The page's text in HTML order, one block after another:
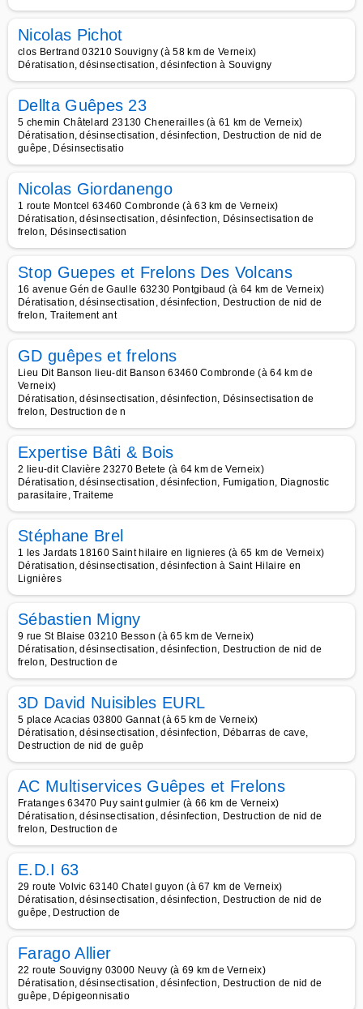
Nicolas Pichot
clos Bertrand 03210 Souvigny (à 58 km de Verneix)
Dératisation, désinsectisation, désinfection à Souvigny
Dellta Guêpes 23
5 chemin Châtelard 23130 Chenerailles (à 61 km de Verneix)
Dératisation, désinsectisation, désinfection, Destruction de nid de
guêpe, Désinsectisatio
Nicolas Giordanengo
1 route Montcel 63460 Combronde (à 63 km de Verneix)
Dératisation, désinsectisation, désinfection, Désinsectisation de
frelon, Désinsectisation
Stop Guepes et Frelons Des Volcans
16 avenue Gén de Gaulle 63230 Pontgibaud (à 64 km de Verneix)
Dératisation, désinsectisation, désinfection, Destruction de nid de
frelon, Traitement ant
GD guêpes et frelons
Lieu Dit Banson lieu-dit Banson 63460 Combronde (à 64 km de
Verneix)
Dératisation, désinsectisation, désinfection, Désinsectisation de
frelon, Destruction de n
Expertise Bâti & Bois
2 lieu-dit Clavière 23270 Betete (à 64 km de Verneix)
Dératisation, désinsectisation, désinfection, Fumigation, Diagnostic
parasitaire, Traiteme
Stéphane Brel
1 les Jardats 18160 Saint hilaire en lignieres (à 65 km de Verneix)
Dératisation, désinsectisation, désinfection à Saint Hilaire en
Lignières
Sébastien Migny
9 rue St Blaise 03210 Besson (à 65 km de Verneix)
Dératisation, désinsectisation, désinfection, Destruction de nid de
frelon, Destruction de
3D David Nuisibles EURL
5 place Acacias 03800 Gannat (à 65 km de Verneix)
Dératisation, désinsectisation, désinfection, Débarras de cave,
Destruction de nid de guêp
AC Multiservices Guêpes et Frelons
Fratanges 63470 Puy saint gulmier (à 66 km de Verneix)
Dératisation, désinsectisation, désinfection, Destruction de nid de
frelon, Destruction de
E.D.I 63
29 route Volvic 63140 Chatel guyon (à 67 km de Verneix)
Dératisation, désinsectisation, désinfection, Destruction de nid de
guêpe, Destruction de
Farago Allier
22 route Souvigny 03000 Neuvy (à 69 km de Verneix)
Dératisation, désinsectisation, désinfection, Destruction de nid de
guêpe, Dépigeonnisatio